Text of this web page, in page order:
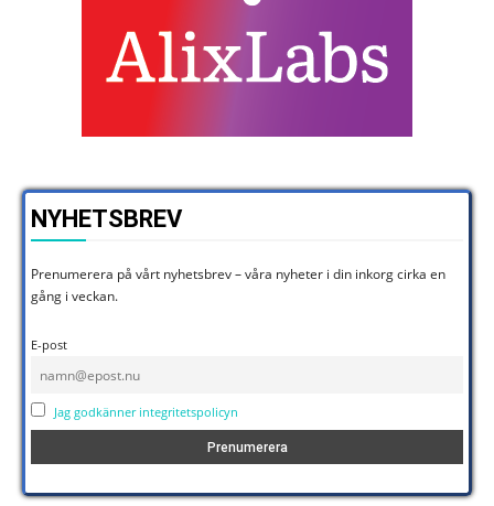
NYHETSBREV
Prenumerera på vårt nyhetsbrev – våra nyheter i din inkorg cirka en
gång i veckan.
E-post
Jag godkänner integritetspolicyn